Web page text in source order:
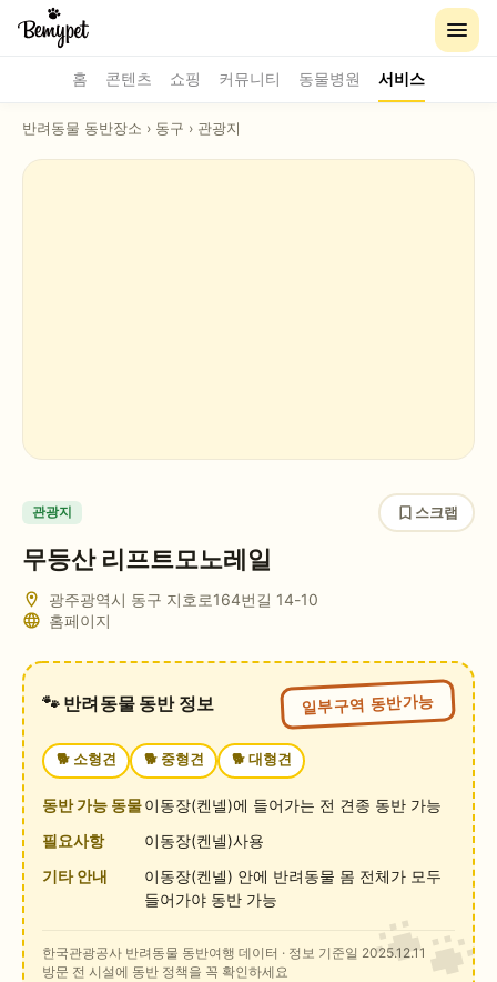
홈 콘텐츠 쇼핑 커뮤니티 동물병원 서비스
반려동물 동반장소 › 동구 › 관광지
관광지 스크랩
무등산 리프트모노레일
광주광역시 동구 지호로164번길 14-10
홈페이지
🐾 반려동물 동반 정보 일부구역 동반가능
🐕 소형견 🐕 중형견 🐕 대형견
동반 가능 동물이동장(켄넬)에 들어가는 전 견종 동반 가능
필요사항
이동장(켄넬)사용
기타 안내
이동장(켄넬) 안에 반려동물 몸 전체가 모두
들어가야 동반 가능
한국관광공사 반려동물 동반여행 데이터 · 정보 기준일 2025.12.11
방문 전 시설에 동반 정책을 꼭 확인하세요